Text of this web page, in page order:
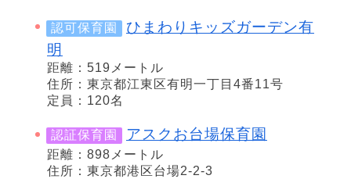
認可保育園
ひまわりキッズガーデン有
明
距離：519メートル
住所：東京都江東区有明一丁目4番11号
定員：120名
認証保育園 アスクお台場保育園
距離：898メートル
住所：東京都港区台場2-2-3